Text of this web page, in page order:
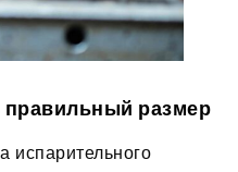
размер
испарительного